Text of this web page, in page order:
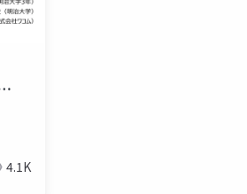
4.1K